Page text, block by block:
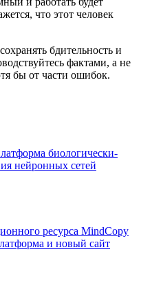
что этот человек
бдительность и
фактами, а не
бы от части ошибок.
биологически-
нейронных сетей
ресурса MindCopy
и новый сайт